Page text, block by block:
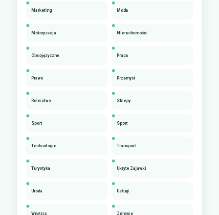
Marketing Moda
Motoryzacja Nieruchomości
Obcojęzyczne Praca
Prawo Przemysł
Rolnictwo Sklepy
Sport Sport
Technologie Transport
Turystyka Ukryte Zajawki
Uroda Usługi
Wnętrza Zdrowie